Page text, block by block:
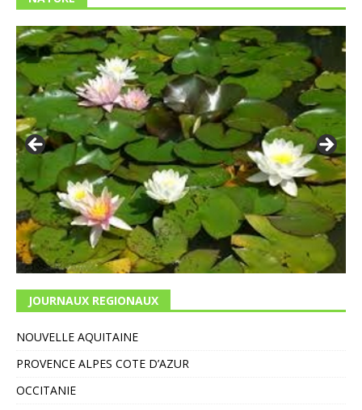
JOURNAUX REGIONAUX
NOUVELLE AQUITAINE
PROVENCE ALPES COTE D’AZUR
OCCITANIE